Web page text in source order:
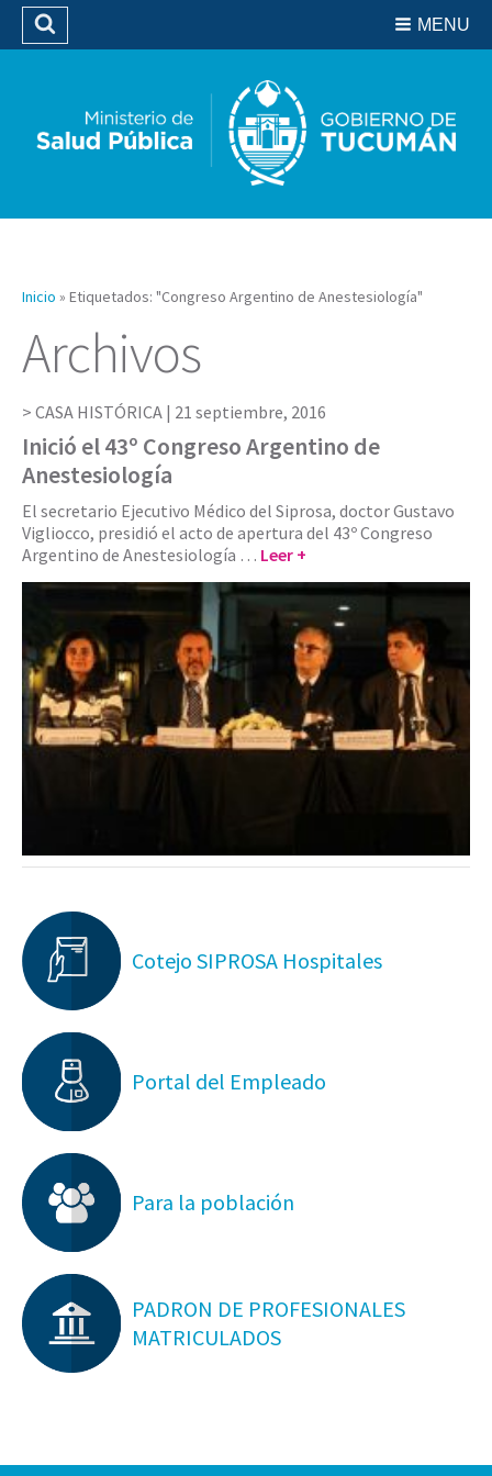
Biblioteca
MENU
Buscar
Inicio » Etiquetados: "Congreso Argentino de Anestesiología"
Archivos
CASA HISTÓRICA | 21 septiembre, 2016
Inició el 43º Congreso Argentino de
Anestesiología
El secretario Ejecutivo Médico del Siprosa, doctor Gustavo
Vigliocco, presidió el acto de apertura del 43º Congreso
Argentino de Anestesiología … Leer +
Cotejo SIPROSA Hospitales
Portal del Empleado
Para la población
PADRON DE PROFESIONALES
MATRICULADOS